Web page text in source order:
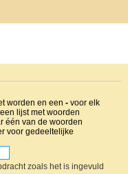
worden en een - voor elk
lijst met woorden
één van de woorden
voor gedeeltelijke
zoals het is ingevuld